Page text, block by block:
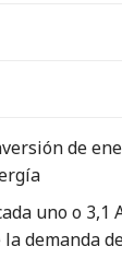
de
uno o 3,1
demanda